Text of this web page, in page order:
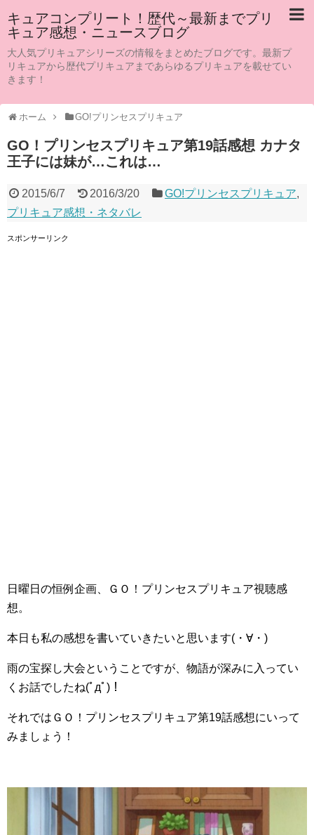
キュアコンプリート！歴代～最新までプリ
キュア感想・ニュースブログ
大人気プリキュアシリーズの情報をまとめたブログです。最新プ
リキュアから歴代プリキュアまであらゆるプリキュアを載せてい
きます！
ホーム GO!プリンセスプリキュア
GO！プリンセスプリキュア第19話感想 カナタ
王子には妹が…これは…
2015/6/7 2016/3/20 GO!プリンセスプリキュア,
プリキュア感想・ネタバレ
スポンサーリンク
日曜日の恒例企画、ＧＯ！プリンセスプリキュア視聴感
想。
本日も私の感想を書いていきたいと思います(・∀・)
雨の宝探し大会ということですが、物語が深みに入ってい
くお話でしたね(ﾟдﾟ)！
それではＧＯ！プリンセスプリキュア第19話感想にいって
みましょう！